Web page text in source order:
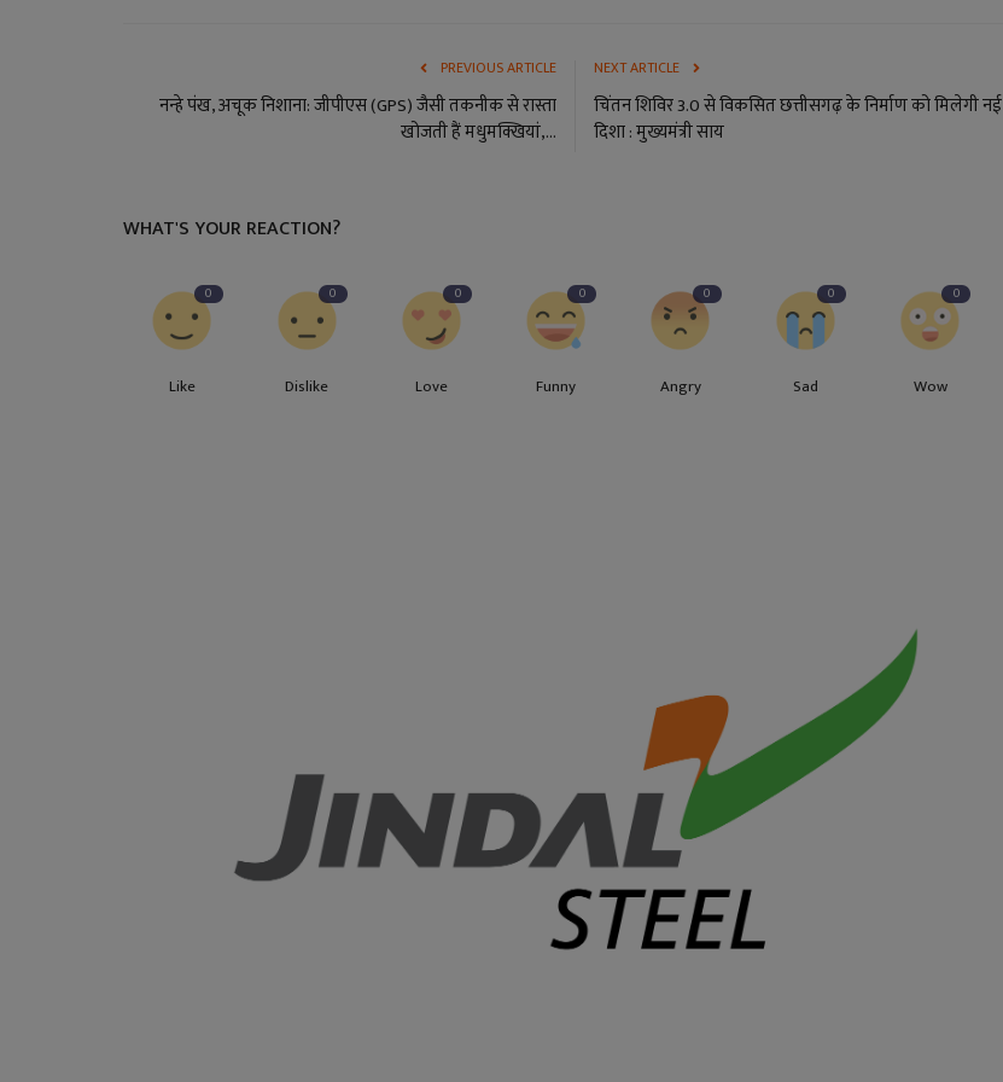
PREVIOUS ARTICLE
नन्हे पंख, अचूक निशाना: जीपीएस (GPS) जैसी तकनीक से रास्ता
खोजती हैं मधुमक्खियां,...
NEXT ARTICLE
चिंतन शिविर 3.0 से विकसित छत्तीसगढ़ के निर्माण को मिलेगी नई
दिशा : मुख्यमंत्री साय
WHAT'S YOUR REACTION?
0
Like
0
Dislike
0
Love
0
Funny
0
Angry
0
Sad
0
Wow